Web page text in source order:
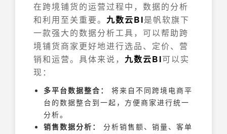
在跨境铺货的运营过程中，数据的分析
和利用至关重要。 九数云BI是帆软旗下
一款强大的数据分析工具，可以帮助跨
境铺货商家更好地进行选品、定价、营
销和运营。具体来说， 九数云BI可以实
现：
多平台数据整合：
将来自不同跨境电商平
台的数据整合到一起，方便商家进行统一
分析。
销售数据分析：
分析销售额、销量、客单